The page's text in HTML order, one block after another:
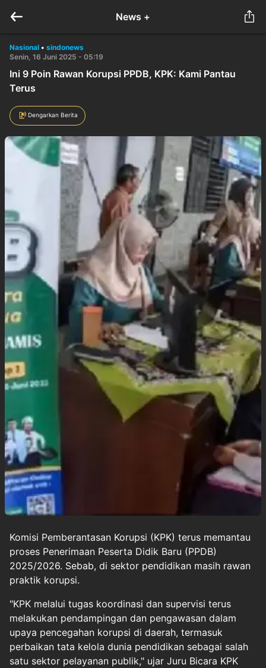
News +
Nasional • sindonews
Senin, 16 Juni 2025 - 05:19
Ini 9 Poin Rawan Korupsi PPDB, KPK: Kami Pantau
Terus
Dengarkan Berita
Komisi Pemberantasan Korupsi (KPK) terus memantau
proses Penerimaan Peserta Didik Baru (PPDB)
2025/2026. Sebab, di sektor pendidikan masih rawan
praktik korupsi.
"KPK melalui tugas koordinasi dan supervisi terus
melakukan pendampingan dan pengawasan dalam
upaya pencegahan korupsi di daerah, termasuk
perbaikan tata kelola dunia pendidikan sebagai salah
satu sektor pelayanan publik," ujar Juru Bicara KPK